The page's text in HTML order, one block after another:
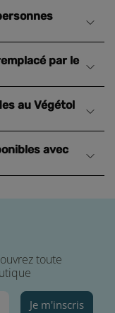
par le
au Végétol
avec
toute
Je m'inscris